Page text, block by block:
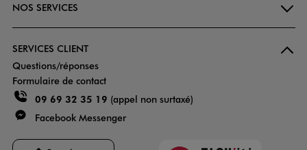
NOS SERVICES
SERVICES CLIENT
Questions/réponses
Formulaire de contact
09 69 32 35 19 (appel non surtaxé)
Facebook Messenger
Faciliti